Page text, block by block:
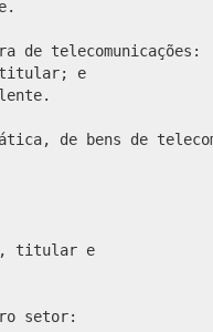
de telecomunicações:
titular; e
de bens de
titular e
setor: